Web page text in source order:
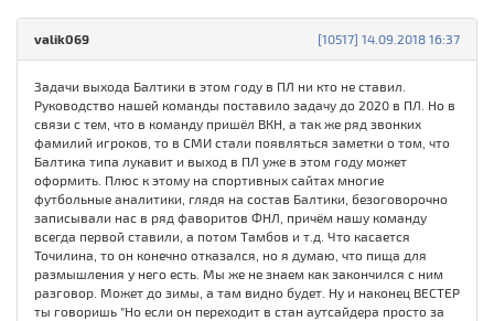
[10517] 14.09.2018 16:37
valik069
Задачи выхода Балтики в этом году в ПЛ ни кто не ставил.
Руководство нашей команды поставило задачу до 2020 в ПЛ. Но в
связи с тем, что в команду пришёл ВКН, а так же ряд звонких
фамилий игроков, то в СМИ стали появляться заметки о том, что
Балтика типа лукавит и выход в ПЛ уже в этом году может
оформить. Плюс к этому на спортивных сайтах многие
футбольные аналитики, глядя на состав Балтики, безоговорочно
записывали нас в ряд фаворитов ФНЛ, причём нашу команду
всегда первой ставили, а потом Тамбов и т.д. Что касается
Точилина, то он конечно отказался, но я думаю, что пища для
размышления у него есть. Мы же не знаем как закончился с ним
разговор. Может до зимы, а там видно будет. Ну и наконец ВЕСТЕР
ты говоришь "Но если он переходит в стан аутсайдера просто за